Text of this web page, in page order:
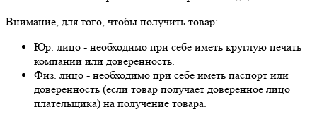
Внимание, для того, чтобы получить товар:
Юр. лицо - необходимо при себе иметь круглую печать
компании или доверенность.
Физ. лицо - необходимо при себе иметь паспорт или
доверенность (если товар получает доверенное лицо
плательщика) на получение товара.